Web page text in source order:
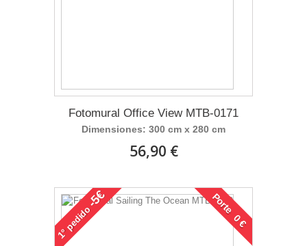
Fotomural Office View MTB-0171
Dimensiones: 300 cm x 280 cm
56,90 €
1°
pedido
-5€ Porte 0 €